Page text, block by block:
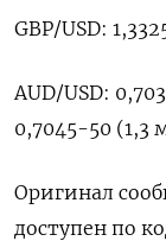
GBP/USD:
AUD/USD:
0,7045-50 (1,3
Оригинал
доступен по